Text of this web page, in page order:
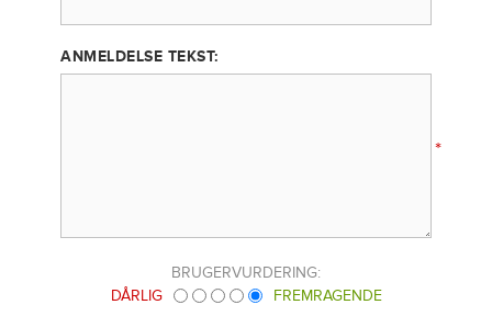
ANMELDELSE TEKST:
*
BRUGERVURDERING:
DÅRLIG
FREMRAGENDE